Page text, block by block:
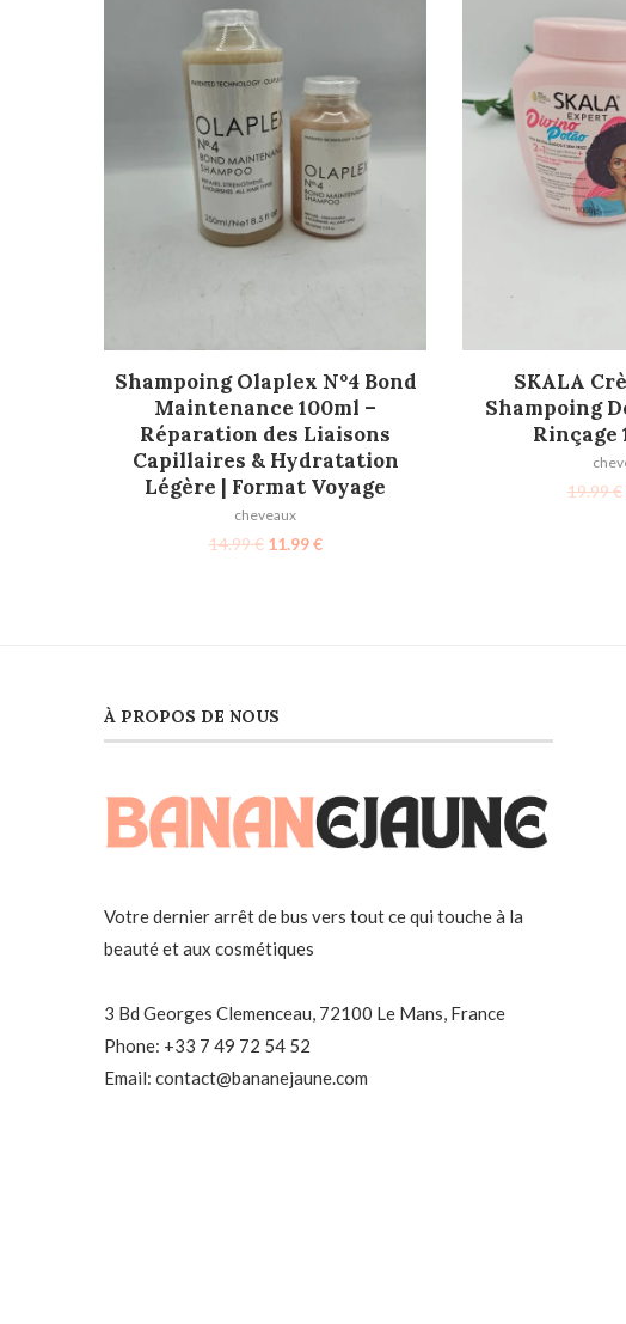
AJOUTER AU PANIER
Shampoing Olaplex Nº4 Bond
Maintenance 100ml –
Réparation des Liaisons
Capillaires & Hydratation
Légère | Format Voyage
cheveaux
14.99€ 11.99€
AJOUTER
SKALA
Shampoing
Rinçage
19.99€
À PROPOS DE NOUS
Votre dernier arrêt de bus vers tout ce qui touche à la
beauté et aux cosmétiques
3 Bd Georges Clemenceau, 72100 Le Mans, France
Phone: +33 7 49 72 54 52
Email: contact@bananejaune.com